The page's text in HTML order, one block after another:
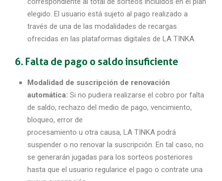
elegido. El usuario está sujeto al pago realizado a
través de una de las modalidades de recargas
ofrecidas en las plataformas digitales de LA TINKA.
6. Falta de pago o saldo insuficiente
Modalidad de suscripción de renovación
automática: Si no pudiera realizarse el cobro por falta
de saldo, rechazo del medio de pago, vencimiento,
bloqueo, error de
procesamiento u otra causa, LA TINKA podrá
suspender o no renovar la suscripción. En tal caso, no
se generarán jugadas para los sorteos posteriores
hasta que el usuario regularice el pago o contrate una